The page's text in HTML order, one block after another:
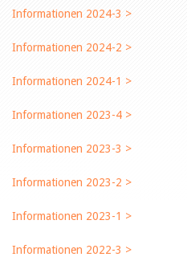
Informationen 2024-3 >
Informationen 2024-2 >
Informationen 2024-1 >
Informationen 2023-4 >
Informationen 2023-3 >
Informationen 2023-2 >
Informationen 2023-1 >
Informationen 2022-3 >